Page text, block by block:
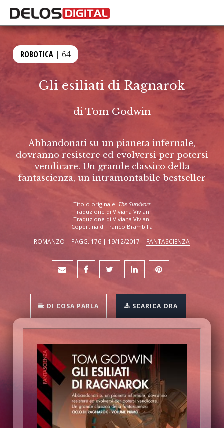
ROBOTICA | 64
Gli esiliati di Ragnarok
di Tom Godwin
Abbandonati su un pianeta infernale,
dovranno resistere ed evolversi per potersi
vendicare. Un grande classico della
fantascienza, un intramontabile bestseller
Titolo originale: The Survivors
Traduzione di Viviana Viviani
Traduzione di Viviana Viviani
Copertina di Franco Brambilla
ROMANZO | PAGG. 176 | 19/12/2017 | FANTASCIENZA
DI COSA PARLA SCARICA ORA